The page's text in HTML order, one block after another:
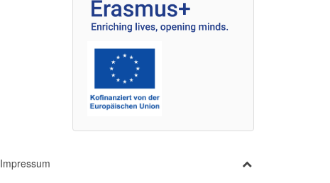
Impressum